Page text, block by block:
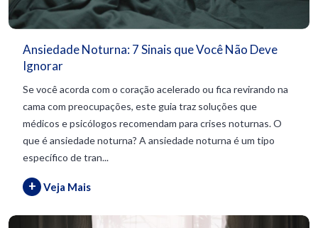
Ansiedade Noturna: 7 Sinais que Você Não Deve
Ignorar
Se você acorda com o coração acelerado ou fica revirando na
cama com preocupações, este guia traz soluções que
médicos e psicólogos recomendam para crises noturnas. O
que é ansiedade noturna? A ansiedade noturna é um tipo
específico de tran...
+ Veja Mais